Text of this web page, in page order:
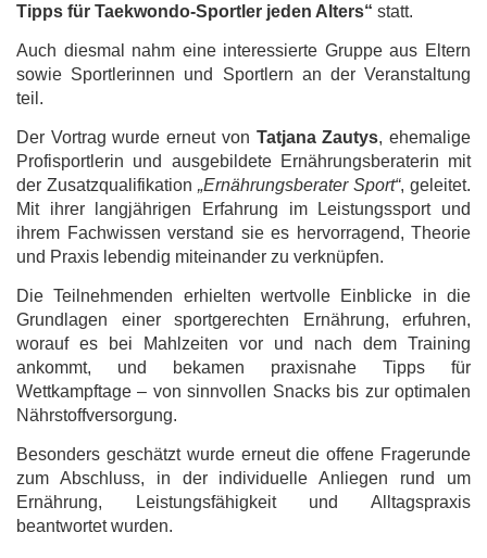
Tipps für Taekwondo-Sportler jeden Alters“ statt.
Auch diesmal nahm eine interessierte Gruppe aus Eltern
sowie Sportlerinnen und Sportlern an der Veranstaltung
teil.
Der Vortrag wurde erneut von Tatjana Zautys, ehemalige
Profisportlerin und ausgebildete Ernährungsberaterin mit
der Zusatzqualifikation „Ernährungsberater Sport“, geleitet.
Mit ihrer langjährigen Erfahrung im Leistungssport und
ihrem Fachwissen verstand sie es hervorragend, Theorie
und Praxis lebendig miteinander zu verknüpfen.
Die Teilnehmenden erhielten wertvolle Einblicke in die
Grundlagen einer sportgerechten Ernährung, erfuhren,
worauf es bei Mahlzeiten vor und nach dem Training
ankommt, und bekamen praxisnahe Tipps für
Wettkampftage – von sinnvollen Snacks bis zur optimalen
Nährstoffversorgung.
Besonders geschätzt wurde erneut die offene Fragerunde
zum Abschluss, in der individuelle Anliegen rund um
Ernährung, Leistungsfähigkeit und Alltagspraxis
beantwortet wurden.